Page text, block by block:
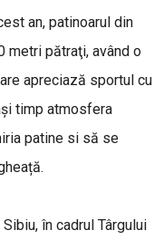
an, patinoarul din
metri pătraţi, având o
apreciază sportul cu
timp atmosfera
patine si să se
în cadrul Târgului